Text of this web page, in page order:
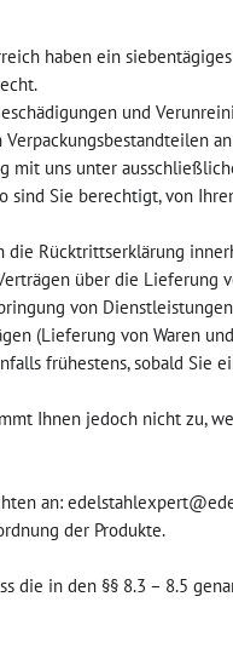
haben ein
und
mit uns unter
sind Sie berechtigt, von
die Rücktrittserklärung
über die Lieferung
von
(Lieferung von Waren
frühestens, sobald Sie
Ihnen jedoch nicht zu,
an:
der Produkte.
die in den §§ 8.3 – 8.5